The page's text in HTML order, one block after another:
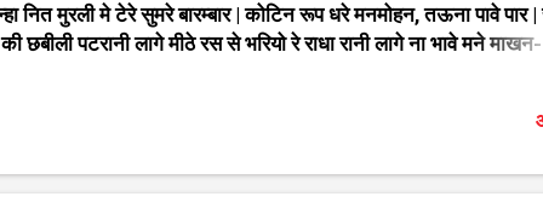
नित मुरली मे टेरे सुमरे बारम्बार | कोटिन रूप धरे मनमोहन, तऊना पावे पार
छबीली पटरानी लागे मीठे रस से भरियो रे राधा रानी लागे ना भावे मने माखन-
याम | तिनकी बाधा दूर करत है राधा राधा नाम | राधा नाम मे सफल
Rani Lage Singer - Jaya Kishori ji ऐसे ही सुन्दर भजन आप